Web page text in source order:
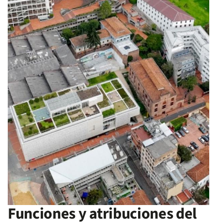
Funciones y atribuciones del